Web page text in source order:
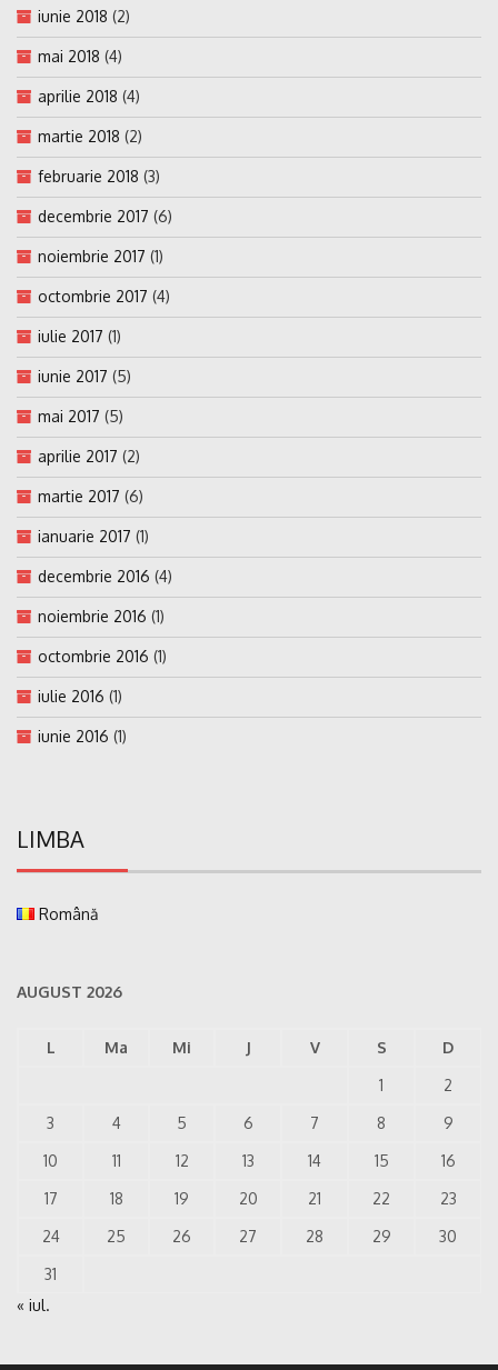
iunie 2018 (2)
mai 2018 (4)
aprilie 2018 (4)
martie 2018 (2)
februarie 2018 (3)
decembrie 2017 (6)
noiembrie 2017 (1)
octombrie 2017 (4)
iulie 2017 (1)
iunie 2017 (5)
mai 2017 (5)
aprilie 2017 (2)
martie 2017 (6)
ianuarie 2017 (1)
decembrie 2016 (4)
noiembrie 2016 (1)
octombrie 2016 (1)
iulie 2016 (1)
iunie 2016 (1)
LIMBA
Română
AUGUST 2026
L Ma Mi J V S
D
1
2
3
4 5 6 7 8
9
10
11 12 13 14 15
16
17
18 19 20 21 22
23
24
25 26 27 28 29
30
31
« iul.